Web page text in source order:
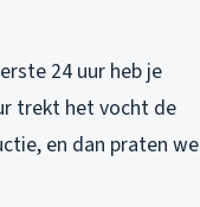
24 uur heb je
trekt het vocht de
en dan praten we